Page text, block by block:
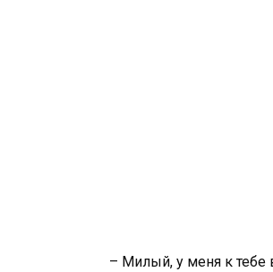
– Милый, у меня к тебе